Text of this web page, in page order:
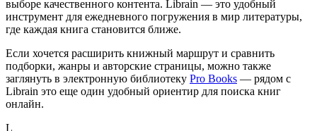
выборе качественного контента. Librain — это удобный
инструмент для ежедневного погружения в мир литературы,
где каждая книга становится ближе.
Если хочется расширить книжный маршрут и сравнить
подборки, жанры и авторские страницы, можно также
заглянуть в электронную библиотеку Pro Books — рядом с
Librain это еще один удобный ориентир для поиска книг
онлайн.
L